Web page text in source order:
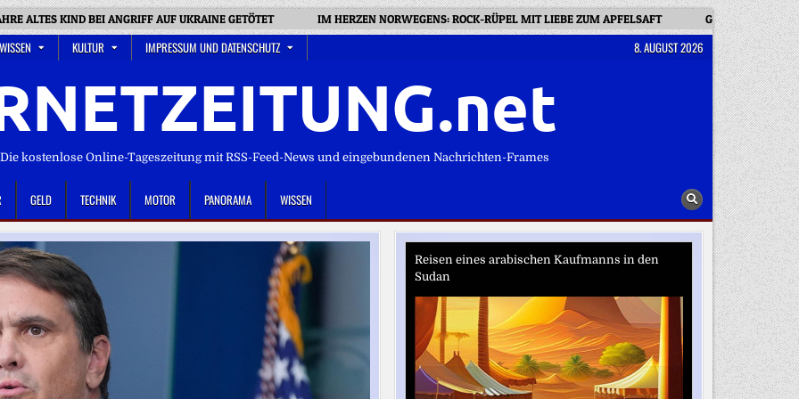
ALTES KIND BEI ANGRIFF AUF UKRAINE GETÖTET IM HERZEN NORWEGENS: ROCK-RÜPEL MIT LIEBE ZUM APFELSAFT GROSSKANZLEI
KULTUR IMPRESSUM UND DATENSCHUTZ 8. AUGUST 2026
kostenlose Online-Tageszeitung mit RSS-Feed-News und eingebundenen Nachrichten-Frames
GELD TECHNIK MOTOR PANORAMA WISSEN
Reisen eines arabischen Kaufmanns in den
Sudan